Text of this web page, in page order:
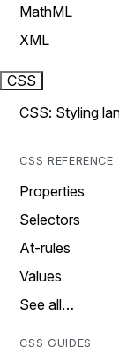
MathML
XML
CSS
CSS: Styling
CSS REFERENCE
Properties
Selectors
At-rules
Values
See all…
CSS GUIDES